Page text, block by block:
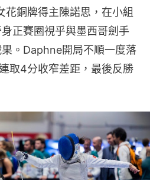
花銅牌得主陳諾思，在小組
正賽圈視乎與墨西哥劍手
。Daphne開局不順一度落
取4分收窄差距，最後反勝